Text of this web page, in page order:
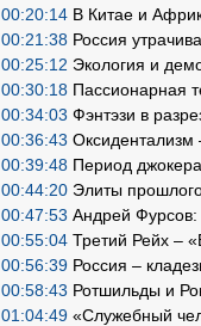
00:20:14 В Китае и
00:21:38 Россия
00:25:12 Экология и
00:30:18 Пассионарная
00:34:03 Фэнтэзи в
00:36:43 Оксидентализм
00:39:48 Период
00:44:20 Элиты
00:47:53 Андрей
00:55:04 Третий Рейх –
00:56:39 Россия –
00:58:43 Ротшильды и
01:04:49 «Служебный